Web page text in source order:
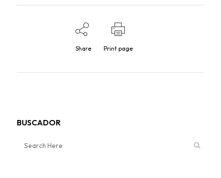
Share Print page
BUSCADOR